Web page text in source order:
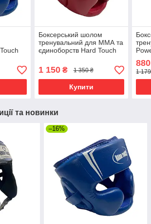
Боксерський шолом
тренувальний для ММА та
єдиноборств Hard Touch
1 150₴ 1 350 ₴
Купити
880
1
та новинки
–16%